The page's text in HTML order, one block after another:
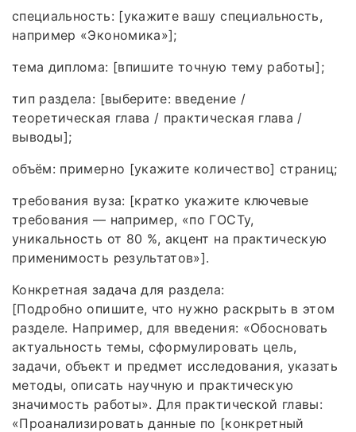
специальность: [укажите вашу специальность,
например «Экономика»];
тема диплома: [впишите точную тему работы];
тип раздела: [выберите: введение /
теоретическая глава / практическая глава /
выводы];
объём: примерно [укажите количество] страниц;
требования вуза: [кратко укажите ключевые
требования — например, «по ГОСТу,
уникальность от 80 %, акцент на практическую
применимость результатов»].
Конкретная задача для раздела:
[Подробно опишите, что нужно раскрыть в этом
разделе. Например, для введения: «Обосновать
актуальность темы, сформулировать цель,
задачи, объект и предмет исследования, указать
методы, описать научную и практическую
значимость работы». Для практической главы:
«Проанализировать данные по [конкретный